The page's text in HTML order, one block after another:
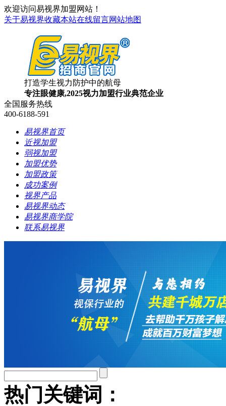
欢迎访问易视界加盟网站！
关于易视界收藏本站在线留言网站地图
打造学生视力防护中的航母
专注眼健康,2025视力加盟行业典范企业
全国服务热线
400-6188-591
易视界首页
近视加盟
弱视加盟
加盟优势
加盟政策
成功案例
视界产品
易视界动态
易视界商学院
联系易视界
热门关键词：